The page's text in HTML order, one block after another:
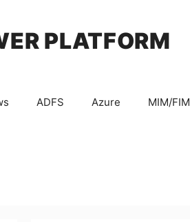
PLATFORM
ADFS Azure MIM/FIM